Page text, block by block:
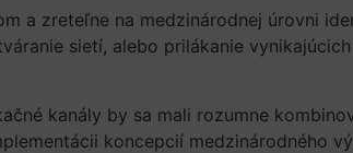
a zreteľne na medzinárodnej úrovni
sietí, alebo prilákanie
kanály by sa mali rozumne
koncepcií medzinárodného